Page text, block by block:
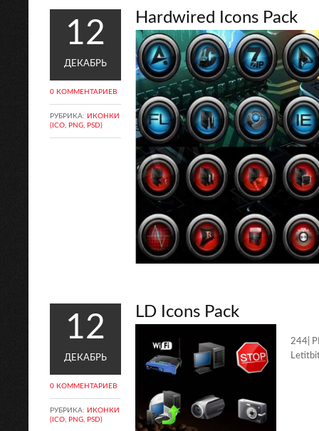
12
ДЕКАБРЬ
0 КОММЕНТАРИЕВ
РУБРИКА: ИКОНКИ
(ICO, PNG, PSD)
Hardwired Icons Pack
12
ДЕКАБРЬ
0 КОММЕНТАРИЕВ
РУБРИКА: ИКОНКИ
(ICO, PNG, PSD)
LD Icons Pack
244|